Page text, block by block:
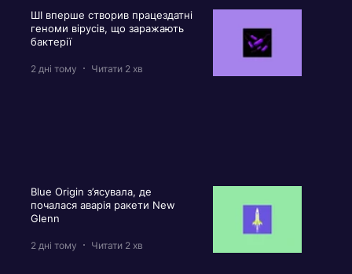
ШІ вперше створив працездатні
геноми вірусів, що заражають
бактерії
2 дні тому Читати 2 хв
Blue Origin з’ясувала, де
почалася аварія ракети New
Glenn
2 дні тому Читати 2 хв